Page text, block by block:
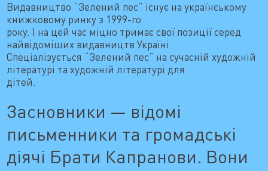
Видавництво “Зелений пес” існує на українському
книжковому ринку з 1999-го
року. І на цей час міцно тримає свої позиції серед
найвідоміших видавництв Україні.
Спеціалізується “Зелений пес” на сучасній художній
літературі та художній літературі для
дітей.
Засновники — відомі
письменники та громадські
діячі Брати Капранови. Вони